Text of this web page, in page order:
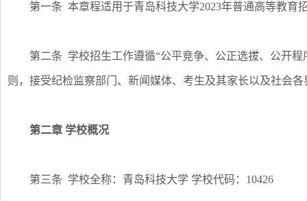
第一条 本章程适用于青岛科技大学2023年普通高等教育
第二条 学校招生工作遵循“公平竞争、公正选拔、公开程
则，接受纪检监察部门、新闻媒体、考生及其家长以及社会各
第二章 学校概况
第三条 学校全称：青岛科技大学 学校代码：10426